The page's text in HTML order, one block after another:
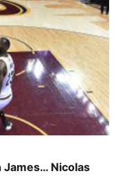
James… Nicolas